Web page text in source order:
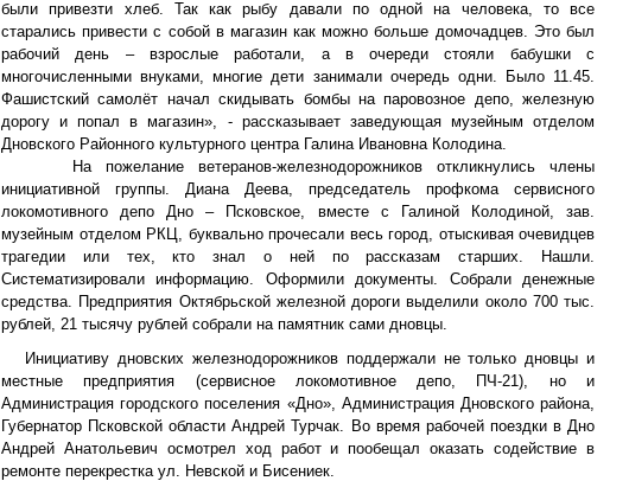
были привезти хлеб. Так как рыбу давали по одной на человека, то все
старались привести с собой в магазин как можно больше домочадцев. Это был
рабочий день – взрослые работали, а в очереди стояли бабушки с
многочисленными внуками, многие дети занимали очередь одни. Было 11.45.
Фашистский самолёт начал скидывать бомбы на паровозное депо, железную
дорогу и попал в магазин», - рассказывает заведующая музейным отделом
Дновского Районного культурного центра Галина Ивановна Колодина.
На пожелание ветеранов-железнодорожников откликнулись члены
инициативной группы. Диана Деева, председатель профкома сервисного
локомотивного депо Дно – Псковское, вместе с Галиной Колодиной, зав.
музейным отделом РКЦ, буквально прочесали весь город, отыскивая очевидцев
трагедии или тех, кто знал о ней по рассказам старших. Нашли.
Систематизировали информацию. Оформили документы. Собрали денежные
средства. Предприятия Октябрьской железной дороги выделили около 700 тыс.
рублей, 21 тысячу рублей собрали на памятник сами дновцы.
Инициативу дновских железнодорожников поддержали не только дновцы и
местные предприятия (сервисное локомотивное депо, ПЧ-21), но и
Администрация городского поселения «Дно», Администрация Дновского района,
Губернатор Псковской области Андрей Турчак. Во время рабочей поездки в Дно
Андрей Анатольевич осмотрел ход работ и пообещал оказать содействие в
ремонте перекрестка ул. Невской и Бисениек.